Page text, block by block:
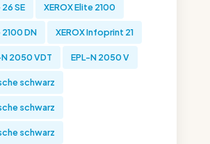
SE XEROX Elite 2100
2100 DN XEROX Infoprint 21
N 2050 VDT EPL-N 2050 V
schwarz
schwarz
schwarz